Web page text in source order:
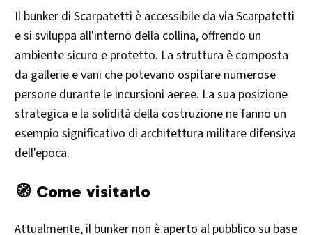
Il bunker di Scarpatetti è accessibile da via Scarpatetti
e si sviluppa all'interno della collina, offrendo un
ambiente sicuro e protetto. La struttura è composta
da gallerie e vani che potevano ospitare numerose
persone durante le incursioni aeree. La sua posizione
strategica e la solidità della costruzione ne fanno un
esempio significativo di architettura militare difensiva
dell'epoca.​
🧭 Come visitarlo
Attualmente, il bunker non è aperto al pubblico su base